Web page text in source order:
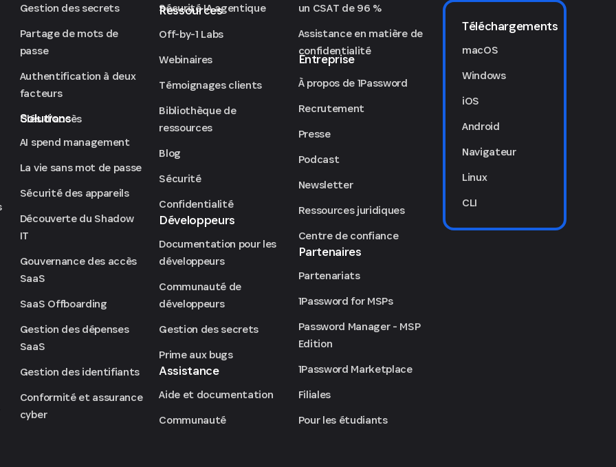
Gestion des secrets
Partage de mots de
passe
Authentification à deux
facteurs
Clés d'accès
Solutions
AI spend management
La vie sans mot de passe
Sécurité des appareils
Découverte du Shadow
IT
Gouvernance des accès
SaaS
SaaS Offboarding
Gestion des dépenses
SaaS
Gestion des identifiants
Conformité et assurance
cyber
Sécurité IA agentique
Ressources
Off-by-1 Labs
Webinaires
Témoignages clients
Bibliothèque de
ressources
Blog
Sécurité
Confidentialité
Développeurs
Documentation pour les
développeurs
Communauté de
développeurs
Gestion des secrets
Prime aux bugs
Assistance
Aide et documentation
Communauté
un CSAT de 96 %
Assistance en matière de
confidentialité
Entreprise
À propos de 1Password
Recrutement
Presse
Podcast
Newsletter
Ressources juridiques
Centre de confiance
Partenaires
Partenariats
1Password for MSPs
Password Manager - MSP
Edition
1Password Marketplace
Filiales
Pour les étudiants
Téléchargements
macOS
Windows
iOS
Android
Navigateur
Linux
CLI